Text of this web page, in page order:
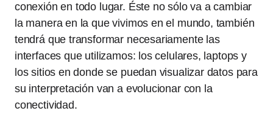
conexión en todo lugar. Éste no sólo va a cambiar
la manera en la que vivimos en el mundo, también
tendrá que transformar necesariamente las
interfaces que utilizamos: los celulares, laptops y
los sitios en donde se puedan visualizar datos para
su interpretación van a evolucionar con la
conectividad.